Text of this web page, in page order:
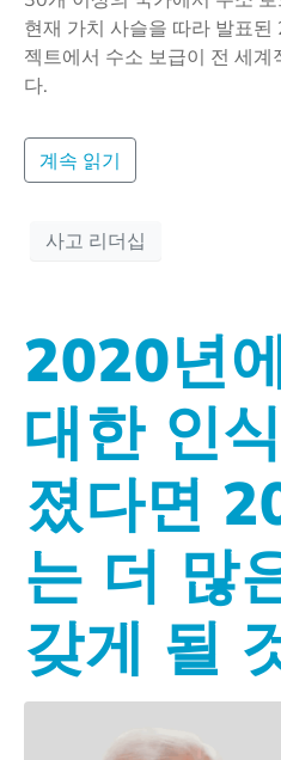
현재 가치 사슬을 따라 발표
젝트에서 수소 보급이 전 세
다.
계속 읽기
사고 리더십
2020년
대한 인
졌다면
는 더 많
갖게 될